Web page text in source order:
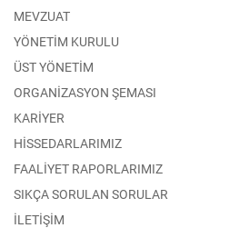
MEVZUAT
YÖNETİM KURULU
ÜST YÖNETİM
ORGANİZASYON ŞEMASI
KARİYER
HİSSEDARLARIMIZ
FAALİYET RAPORLARIMIZ
SIKÇA SORULAN SORULAR
İLETİŞİM